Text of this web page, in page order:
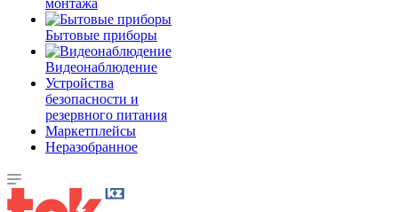
монтажа
Бытовые приборы
Видеонаблюдение
Устройства
безопасности и
резервного питания
Маркетплейсы
Неразобранное